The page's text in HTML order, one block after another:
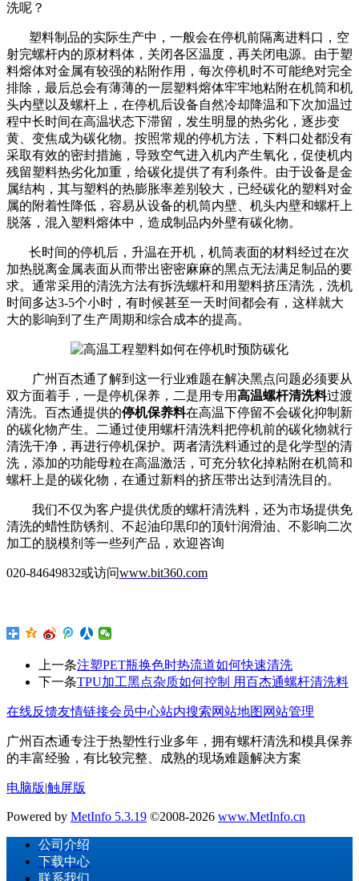
洗呢？
塑料制品的实际生产中，一般会在停机前隔离进料口，空
射完螺杆内的原材料体，关闭各区温度，再关闭电源。由于塑
料熔体对金属有较强的粘附作用，每次停机时不可能绝对完全
排除，最后总会有薄薄的一层塑料熔体牢牢地粘附在机筒和机
头内壁以及螺杆上，在停机后设备自然冷却降温和下次加温过
程中长时间在高温状态下滞留，发生明显的热劣化，逐步变
黄、变焦成为碳化物。按照常规的停机方法，下料口处都没有
采取有效的密封措施，导致空气进入机内产生氧化，促使机内
残留塑料热劣化加重，给碳化提供了有利条件。由于设备是金
属结构，其与塑料的热膨胀率差别较大，已经碳化的塑料对金
属的附着性降低，容易从设备的机筒内壁、机头内壁和螺杆上
脱落，混入塑料熔体中，造成制品内外壁有碳化物。
长时间的停机后，升温在开机，机筒表面的材料经过在次
加热脱离金属表面从而带出密密麻麻的黑点无法满足制品的要
求。通常采用的清洗方法有拆洗螺杆和用塑料挤压清洗，洗机
时间多达3-5个小时，有时候甚至一天时间都会有，这样就大
大的影响到了生产周期和综合成本的提高。
广州百杰通了解到这一行业难题在解决黑点问题必须要从
双方面着手，一是停机保养，二是用专用高温螺杆清洗料过渡
清洗。百杰通提供的停机保养料在高温下停留不会碳化抑制新
的碳化物产生。二通过使用螺杆清洗料把停机前的碳化物就行
清洗干净，再进行停机保护。两者清洗料通过的是化学型的清
洗，添加的功能母粒在高温激活，可充分软化掉粘附在机筒和
螺杆上是的碳化物，在通过新料的挤压带出达到清洗目的。
我们不仅为客户提供优质的螺杆清洗料，还为市场提供免
清洗的蜡性防锈剂、不起油印黒印的顶针润滑油、不影响二次
加工的脱模剂等一些列产品，欢迎咨询
020-84649832或访问www.bit360.com
上一条注塑PET瓶换色时热流道如何快速清洗
下一条TPU加工黑点杂质如何控制 用百杰通螺杆清洗料
在线反馈友情链接会员中心站内搜索网站地图 网站管理
广州百杰通专注于热塑性行业多年，拥有螺杆清洗和模具保养
的丰富经验，有比较完整、成熟的现场难题解决方案
电脑版|触屏版
Powered by MetInfo 5.3.19 ©2008-2026 www.MetInfo.cn
公司介绍
下载中心